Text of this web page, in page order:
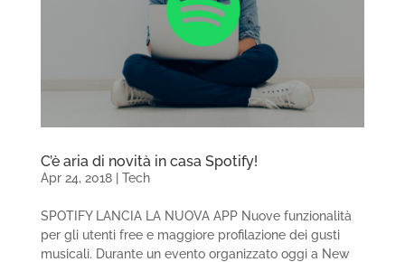
C’è aria di novità in casa Spotify!
Apr 24, 2018| Tech
SPOTIFY LANCIA LA NUOVA APP Nuove funzionalità
per gli utenti free e maggiore profilazione dei gusti
musicali. Durante un evento organizzato oggi a New